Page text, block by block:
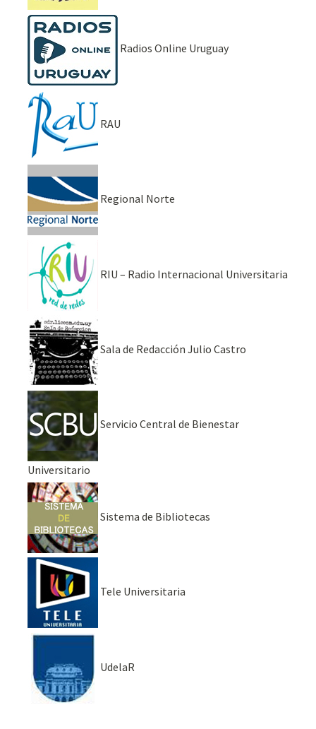
Radios Online Uruguay
RAU
Regional Norte
RIU – Radio Internacional Universitaria
Sala de Redacción Julio Castro
Servicio Central de Bienestar
Universitario
Sistema de Bibliotecas
Tele Universitaria
UdelaR